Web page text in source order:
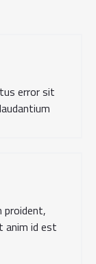
error sit
proident,
anim id est